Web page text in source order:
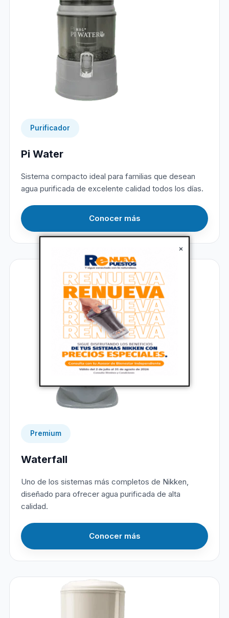
×
Purificador
Pi Water
Sistema compacto ideal para familias que desean
agua purificada de excelente calidad todos los días.
Conocer más
Premium
Waterfall
Uno de los sistemas más completos de Nikken,
diseñado para ofrecer agua purificada de alta
calidad.
Conocer más